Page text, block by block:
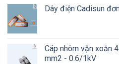
Dây điện Cadisun
Cáp nhôm vặn xoắn
mm2 - 0.6/1kV